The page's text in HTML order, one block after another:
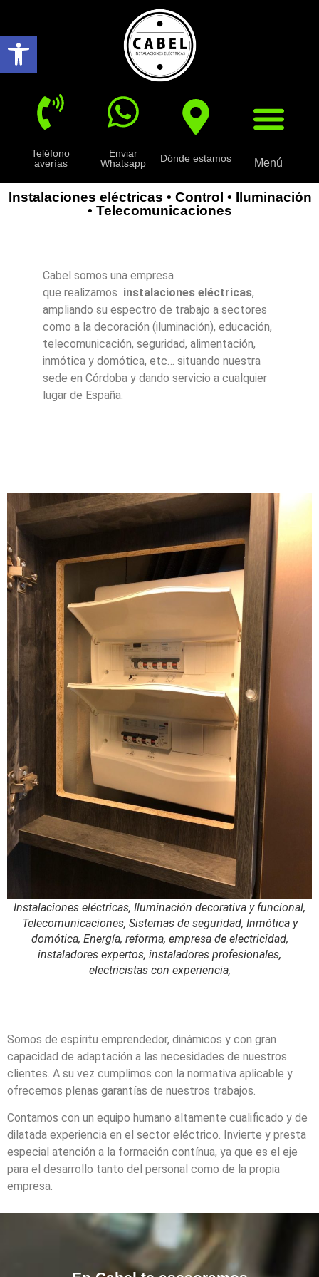
Abrir barra de herramientas
Teléfono
averías
Enviar
Whatsapp
Dónde estamos Menú
Instalaciones eléctricas • Control • Iluminación
• Telecomunicaciones
Cabel somos una empresa
que realizamos instalaciones eléctricas,
ampliando su espectro de trabajo a sectores
como a la decoración (iluminación), educación,
telecomunicación, seguridad, alimentación,
inmótica y domótica, etc… situando nuestra
sede en Córdoba y dando servicio a cualquier
lugar de España.
Instalaciones eléctricas, Iluminación decorativa y funcional,
Telecomunicaciones, Sistemas de seguridad, Inmótica y
domótica, Energía, reforma, empresa de electricidad,
instaladores expertos, instaladores profesionales,
electricistas con experiencia,
Somos de espíritu emprendedor, dinámicos y con gran
capacidad de adaptación a las necesidades de nuestros
clientes. A su vez cumplimos con la normativa aplicable y
ofrecemos plenas garantías de nuestros trabajos.
Contamos con un equipo humano altamente cualificado y de
dilatada experiencia en el sector eléctrico. Invierte y presta
especial atención a la formación contínua, ya que es el eje
para el desarrollo tanto del personal como de la propia
empresa.